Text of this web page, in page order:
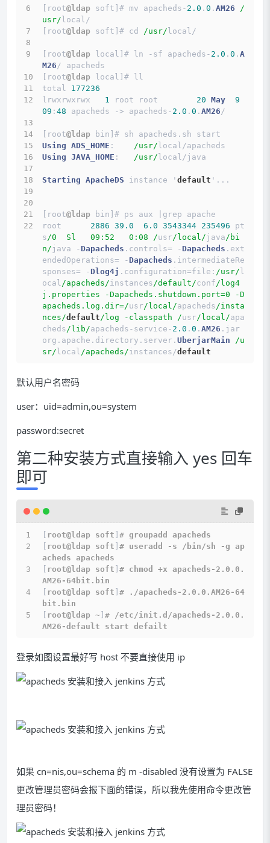
[root@ldap soft]# mv apacheds - 2.0 . 0 . AM26
/
usr/ local /
[root@ldap soft]# cd /usr/ local /
[root@ldap local]# ln - sf apacheds - 2.0 . 0 . A
M26 / apacheds
[root@ldap local]# ll
total 177236
lrwxrwxrwx 1 root root 20 May
9
09 : 48 apacheds -> apacheds - 2.0 . 0 . AM26 /
[root@ldap bin]# sh apacheds.sh start
Using ADS_HOME : /usr/ local /apacheds
Using JAVA_HOME : /usr/ local / java
Starting ApacheDS instance ' default ' ...
[root@ldap bin]# ps aux
grep apache
root 2886 39.0 6.0 3543344 235496 pt
s/0  Sl   09:52   0:08 /usr/local/ java/bi
n/ java -Dapacheds .controls= -Dapacheds .ext
endedOperations= -Dapacheds .intermediateRe
sponses= -Dlog4j .configuration=file: /usr/ l
ocal/apacheds/instances/default/conf/log4
j.properties -Dapacheds.shutdown.port=0 -D
apacheds.log.dir=/usr/local/apacheds/insta
nces/default/log -classpath /usr/local/apa
cheds/lib/apacheds - service - 2.0 . 0 . AM26 .jar
org.apache.directory.server. UberjarMain
/u
sr/ local/apacheds/instances /default
默认用户名密码
user：uid=admin,ou=system
password:secret
第二种安装方式直接输入 yes 回车
即可
root@ldap soft # groupadd apacheds
root@ldap soft # useradd -s /bin/sh -g ap
acheds apacheds
root@ldap soft # chmod +x apacheds-2.0.0.
AM26-64bit.bin
root@ldap soft # ./apacheds-2.0.0.AM26-64
bit.bin
root@ldap ~ # /etc/init.d/apacheds-2.0.0.
AM26-default start defailt
登录如图设置最好写 host 不要直接使用 ip
如果 cn=nis,ou=schema 的 m -disabled 没有设置为 FALSE
更改管理员密码会报下面的错误，所以我先使用命令更改管
理员密码！